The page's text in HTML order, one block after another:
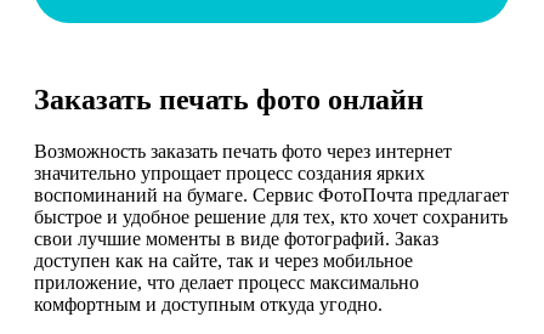
Заказать печать фото онлайн
Возможность заказать печать фото через интернет
значительно упрощает процесс создания ярких
воспоминаний на бумаге. Сервис ФотоПочта предлагает
быстрое и удобное решение для тех, кто хочет сохранить
свои лучшие моменты в виде фотографий. Заказ
доступен как на сайте, так и через мобильное
приложение, что делает процесс максимально
комфортным и доступным откуда угодно.